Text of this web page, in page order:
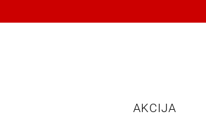
AKCIJA